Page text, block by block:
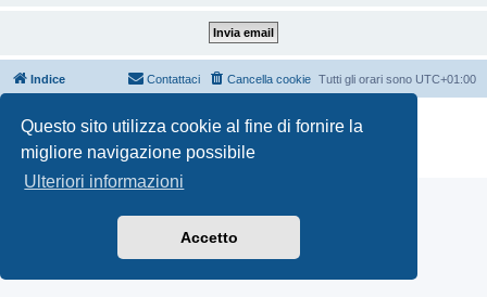
Questo sito utilizza cookie al fine di fornire la
migliore navigazione possibile
Ulteriori informazioni
Accetto
Indice Tutti gli orari sono UTC+01:00
Cancella cookie
Contattaci
Creato da
® Forum Software © phpBB Limited
Privacy|Condizioni